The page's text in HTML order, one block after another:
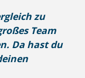
zu
Team
Da hast du